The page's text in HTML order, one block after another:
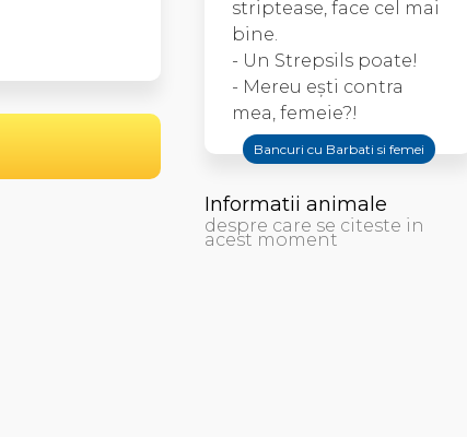
striptease, face cel mai
bine.
- Un Strepsils poate!
- Mereu eşti contra
mea, femeie?!
Bancuri cu Barbati si femei
Informatii animale
despre care se citeste in
acest moment